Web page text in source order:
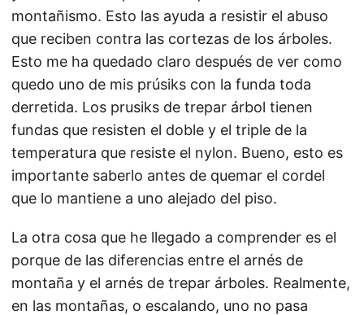
montañismo. Esto las ayuda a resistir el abuso
que reciben contra las cortezas de los árboles.
Esto me ha quedado claro después de ver como
quedo uno de mis prúsiks con la funda toda
derretida. Los prusiks de trepar árbol tienen
fundas que resisten el doble y el triple de la
temperatura que resiste el nylon. Bueno, esto es
importante saberlo antes de quemar el cordel
que lo mantiene a uno alejado del piso.
La otra cosa que he llegado a comprender es el
porque de las diferencias entre el arnés de
montaña y el arnés de trepar árboles. Realmente,
en las montañas, o escalando, uno no pasa